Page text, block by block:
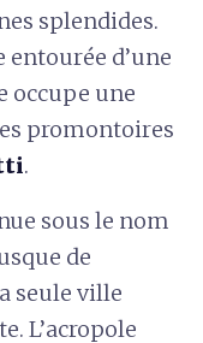
splendides.
d’une
occupe une
promontoires
.
sous le nom
de
seule ville
L’acropole